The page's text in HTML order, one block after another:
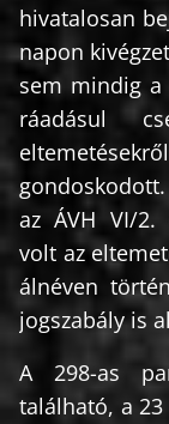
hivatalosan
napon
sem mindig a
ráadásul
az ÁVH VI/2.
volt az
álnéven
jogszabály is
A 298-as
található, a